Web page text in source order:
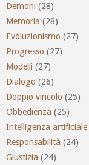
Demoni (28)
Memoria (28)
Evoluzionismo (27)
Progresso (27)
Modelli (27)
Dialogo (26)
Doppio vincolo (25)
Obbedienza (25)
Intelligenza artificiale
Responsabilità (24)
Giustizia (24)